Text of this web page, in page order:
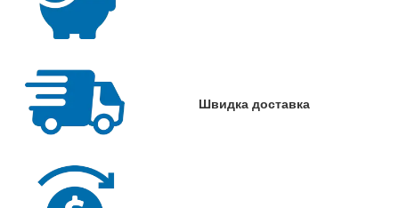
Швидка доставка